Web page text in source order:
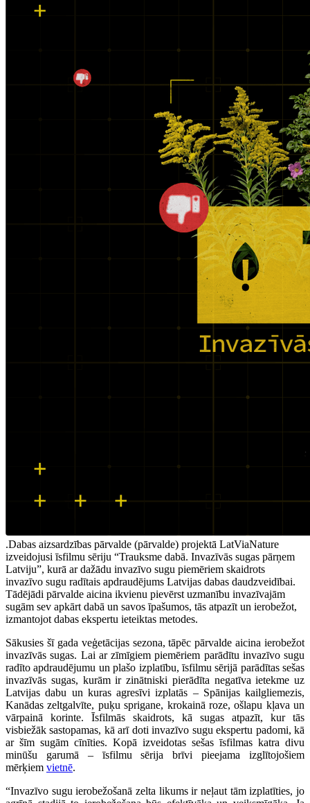
.Dabas aizsardzības pārvalde (pārvalde) projektā LatViaNature
izveidojusi īsfilmu sēriju “Trauksme dabā. Invazīvās sugas pārņem
Latviju”, kurā ar dažādu invazīvo sugu piemēriem skaidrots
invazīvo sugu radītais apdraudējums Latvijas dabas daudzveidībai.
Tādējādi pārvalde aicina ikvienu pievērst uzmanību invazīvajām
sugām sev apkārt dabā un savos īpašumos, tās atpazīt un ierobežot,
izmantojot dabas ekspertu ieteiktas metodes.
Sākusies šī gada veģetācijas sezona, tāpēc pārvalde aicina ierobežot
invazīvās sugas. Lai ar zīmīgiem piemēriem parādītu invazīvo sugu
radīto apdraudējumu un plašo izplatību, īsfilmu sērijā parādītas sešas
invazīvās sugas, kurām ir zinātniski pierādīta negatīva ietekme uz
Latvijas dabu un kuras agresīvi izplatās – Spānijas kailgliemezis,
Kanādas zeltgalvīte, puķu sprigane, krokainā roze, ošlapu kļava un
vārpainā korinte. Īsfilmās skaidrots, kā sugas atpazīt, kur tās
visbiežāk sastopamas, kā arī doti invazīvo sugu ekspertu padomi, kā
ar šīm sugām cīnīties. Kopā izveidotas sešas īsfilmas katra divu
minūšu garumā – īsfilmu sērija brīvi pieejama izglītojošiem
mērķiem vietnē.
“Invazīvo sugu ierobežošanā zelta likums ir neļaut tām izplatīties, jo